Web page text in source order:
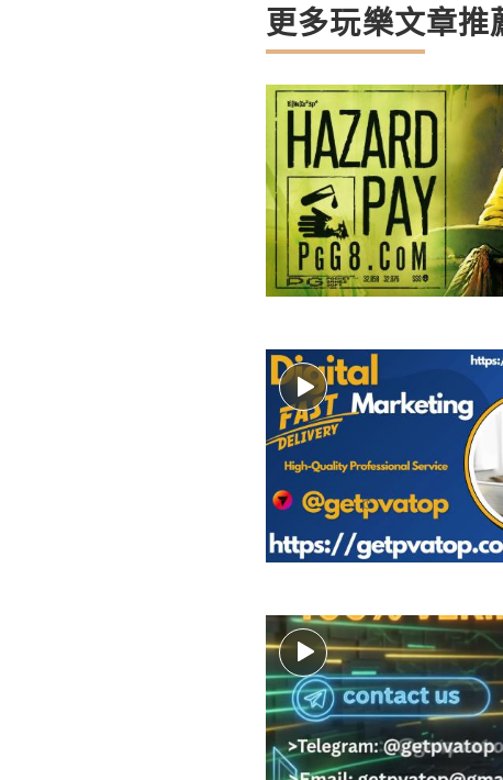
更多玩樂文章推